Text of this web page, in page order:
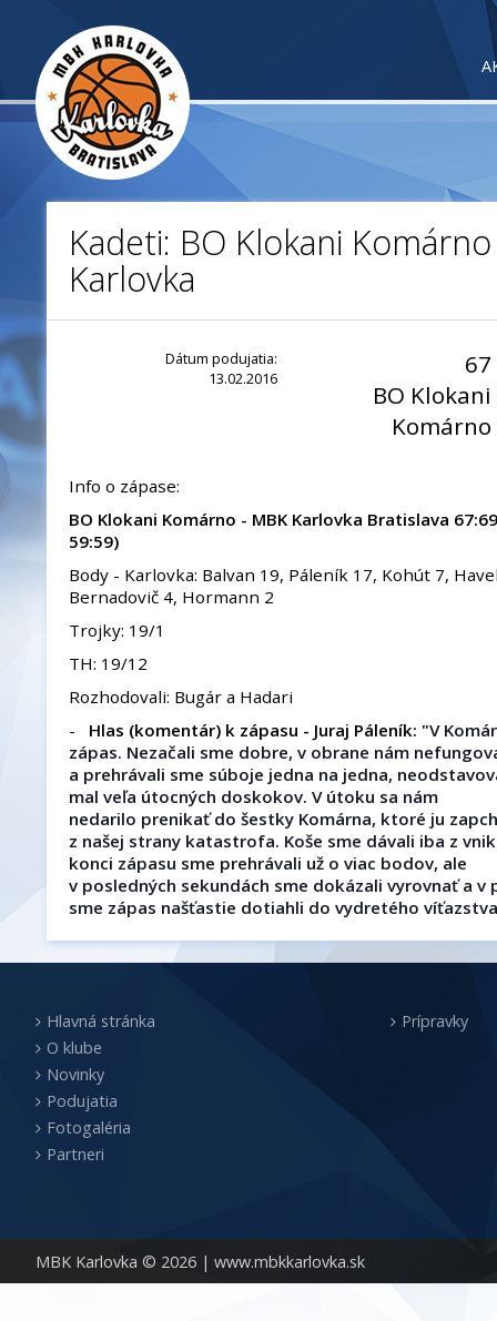
Kadeti: BO Klokani
Karlovka
Dátum podujatia:
13.02.2016
67
BO Klokani
Komárno
Info o zápase:
BO Klokani Komárno - MBK Karlovka Bratislava
59:59)
Body - Karlovka: Balvan 19, Páleník 17, Kohút 7,
Bernadovič 4, Hormann 2
Trojky: 19/1
TH: 19/12
Rozhodovali: Bugár a Hadari
- Hlas (komentár) k zápasu - Juraj Páleník: "V
zápas. Nezačali sme dobre, v obrane nám
a prehrávali sme súboje jedna na jedna,
mal veľa útocných doskokov. V útoku sa nám
nedarilo prenikať do šestky Komárna, ktoré ju
z našej strany katastrofa. Koše sme dávali iba z
konci zápasu sme prehrávali už o viac bodov, ale
v posledných sekundách sme dokázali vyrovnať a v
sme zápas našťastie dotiahli do vydretého
MBK Karlovka © 2026 | www.mbkkarlovka.sk
Hlavná stránka
O klube
Novinky
Podujatia
Fotogaléria
Partneri
Prípravky